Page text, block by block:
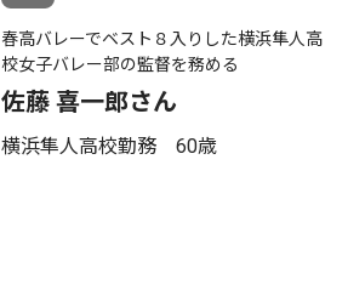
春高バレーでベスト８入りした横浜隼人高
校女子バレー部の監督を務める
佐藤 喜一郎さん
横浜隼人高校勤務 60歳